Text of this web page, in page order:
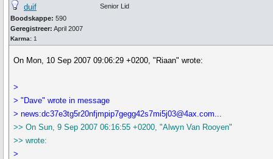
duif
Boodskappe: 590
Geregistreer: April 2007
Karma: 1
Senior Lid
On Mon, 10 Sep 2007 09:06:29 +0200, "Riaan" wrote:
>
> "Dave" wrote in message
> news:dc37e3tg5r20nfjmpip7gegg42s7mi5j03@4ax.com...
>> On Sun, 9 Sep 2007 06:16:55 +0200, "Alwyn Van Rooyen"
>> wrote:
>